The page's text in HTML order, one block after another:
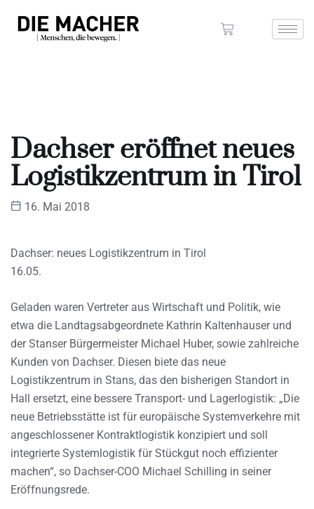
Dachser eröffnet neues
Logistikzentrum in Tirol
16. Mai 2018
Dachser: neues Logistikzentrum in Tirol
16.05.
Geladen waren Vertreter aus Wirtschaft und Politik, wie
etwa die Landtagsabgeordnete Kathrin Kaltenhauser und
der Stanser Bürgermeister Michael Huber, sowie zahlreiche
Kunden von Dachser. Diesen biete das neue
Logistikzentrum in Stans, das den bisherigen Standort in
Hall ersetzt, eine bessere Transport- und Lagerlogistik: „Die
neue Betriebsstätte ist für europäische Systemverkehre mit
angeschlossener Kontraktlogistik konzipiert und soll
integrierte Systemlogistik für Stückgut noch effizienter
machen“, so Dachser-COO Michael Schilling in seiner
Eröffnungsrede.